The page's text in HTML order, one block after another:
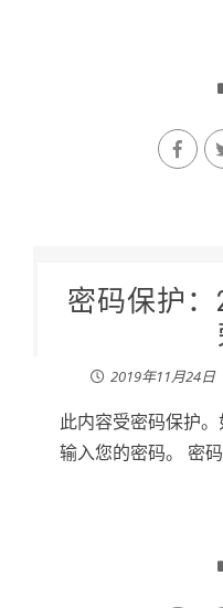
密码保护：
2019年11月24日
此内容受密码保护
输入您的密码。 密码